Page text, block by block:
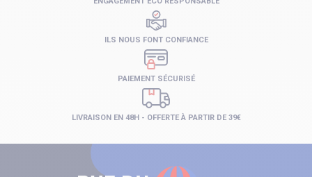
LIVRAISON EN 48H - OFFERTE À PARTIR DE 39€
PAIEMENT SÉCURISÉ
ILS NOUS FONT CONFIANCE